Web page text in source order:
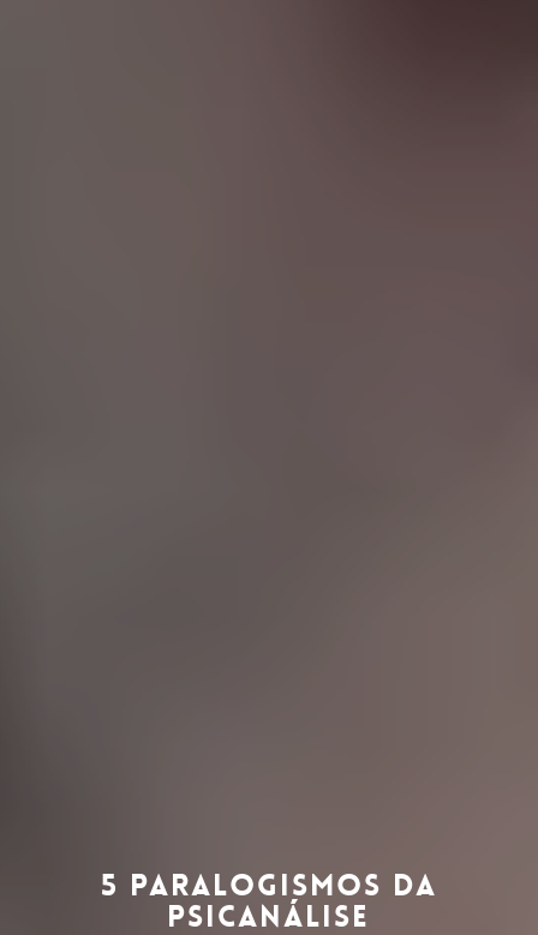
5 Paralogismos da
Psicanálise